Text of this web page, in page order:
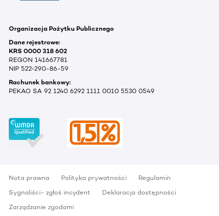
Organizacja Pożytku Publicznego
Dane rejestrowe:
KRS 0000 318 602
REGON 141667781
NIP 522-290-86-59
Rachunek bankowy:
PEKAO SA 92 1240 6292 1111 0010 5530 0549
Nota prawna Polityka prywatności
Regulamin
Sygnaliści- zgłoś incydent
Deklaracja dostępności
Zarządzanie zgodami